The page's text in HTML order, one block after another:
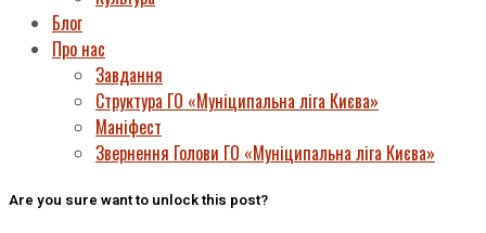
Блог
Про нас
Завдання
Структура ГО «Муніципальна ліга Києва»
Маніфест
Звернення Голови ГО «Муніципальна ліга Києва»
Are you sure want to unlock this post?